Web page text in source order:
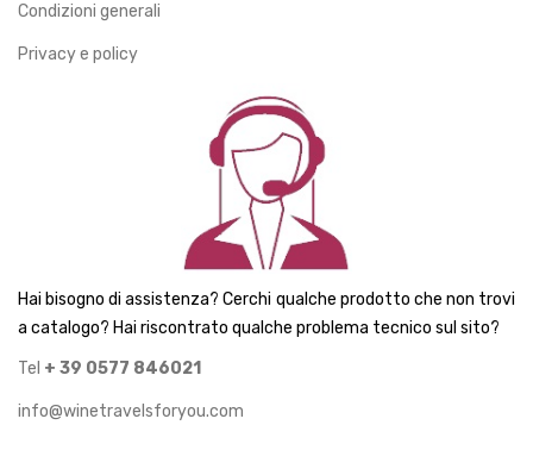
Condizioni generali
Privacy e policy
Hai bisogno di assistenza? Cerchi qualche prodotto che non trovi
a catalogo? Hai riscontrato qualche problema tecnico sul sito?
Tel + 39 0577 846021
info@winetravelsforyou.com